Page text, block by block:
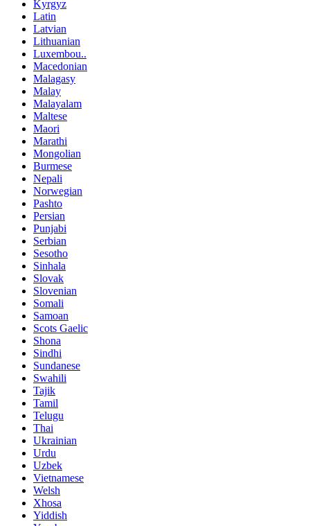
Kyrgyz
Latin
Latvian
Lithuanian
Luxembou..
Macedonian
Malagasy
Malay
Malayalam
Maltese
Maori
Marathi
Mongolian
Burmese
Nepali
Norwegian
Pashto
Persian
Punjabi
Serbian
Sesotho
Sinhala
Slovak
Slovenian
Somali
Samoan
Scots Gaelic
Shona
Sindhi
Sundanese
Swahili
Tajik
Tamil
Telugu
Thai
Ukrainian
Urdu
Uzbek
Vietnamese
Welsh
Xhosa
Yiddish